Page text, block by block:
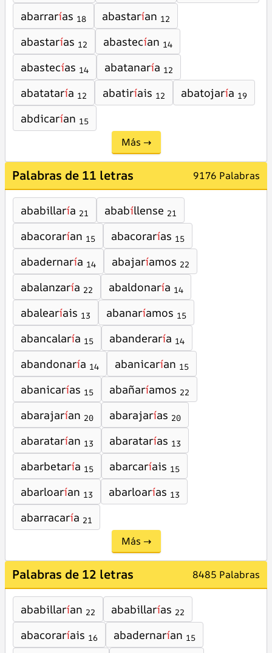
abarrarías 18 abastarían 12
abastarías 12 abastecían 14
abastecías 14 abatanaría 12
abatataría 12 abatiríais 12 abatojaría 19
abdicarían 15
Más →
Palabras de 11 letras 9176 Palabras
ababillaría 21 ababíllense 21
abacorarían 15 abacorarías 15
abadernaría 14 abajaríamos 22
abalanzaría 22 abaldonaría 14
abalearíais 13 abanaríamos 15
abancalaría 15 abanderaría 14
abandonaría 14 abanicarían 15
abanicarías 15 abañaríamos 22
abarajarían 20 abarajarías 20
abaratarían 13 abaratarías 13
abarbetaría 15 abarcaríais 15
abarloarían 13 abarloarías 13
abarracaría 21
Más →
Palabras de 12 letras 8485 Palabras
ababillarían 22 ababillarías 22
abacoraríais 16 abadernarían 15